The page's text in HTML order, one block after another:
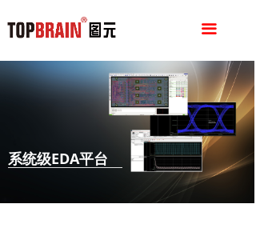
끀
系统级EDA平台